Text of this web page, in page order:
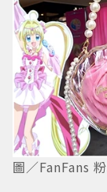
圖／FanFans